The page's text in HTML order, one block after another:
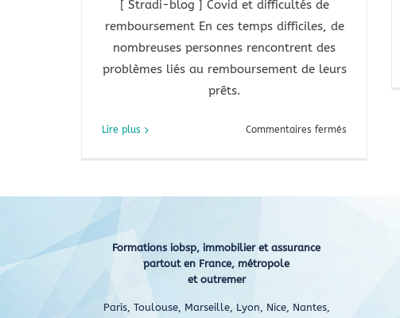
[ Stradi-blog ] Covid et difficultés de
remboursement En ces temps difficiles, de
nombreuses personnes rencontrent des
problèmes liés au remboursement de leurs
prêts.
Lire plus Commentaires fermés
Formations iobsp, immobilier et assurance
partout en France, métropole
et outremer
Paris, Toulouse, Marseille, Lyon, Nice, Nantes,